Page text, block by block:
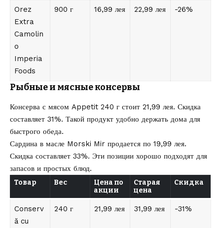
Orez
Extra
Camolin
o
Imperia
Foods
900 г 16,99 лея 22,99 лея -26%
Рыбные и мясные консервы
Консерва с мясом Appetit 240 г стоит 21,99 лея. Скидка
составляет 31%. Такой продукт удобно держать дома для
быстрого обеда.
Сардина в масле Morski Mir продается по 19,99 лея.
Скидка составляет 33%. Эти позиции хорошо подходят для
запасов и простых блюд.
Товар Вес
Цена по
акции
Старая
цена
Скидка
Conserv
ă cu
240 г 21,99 лея 31,99 лея -31%